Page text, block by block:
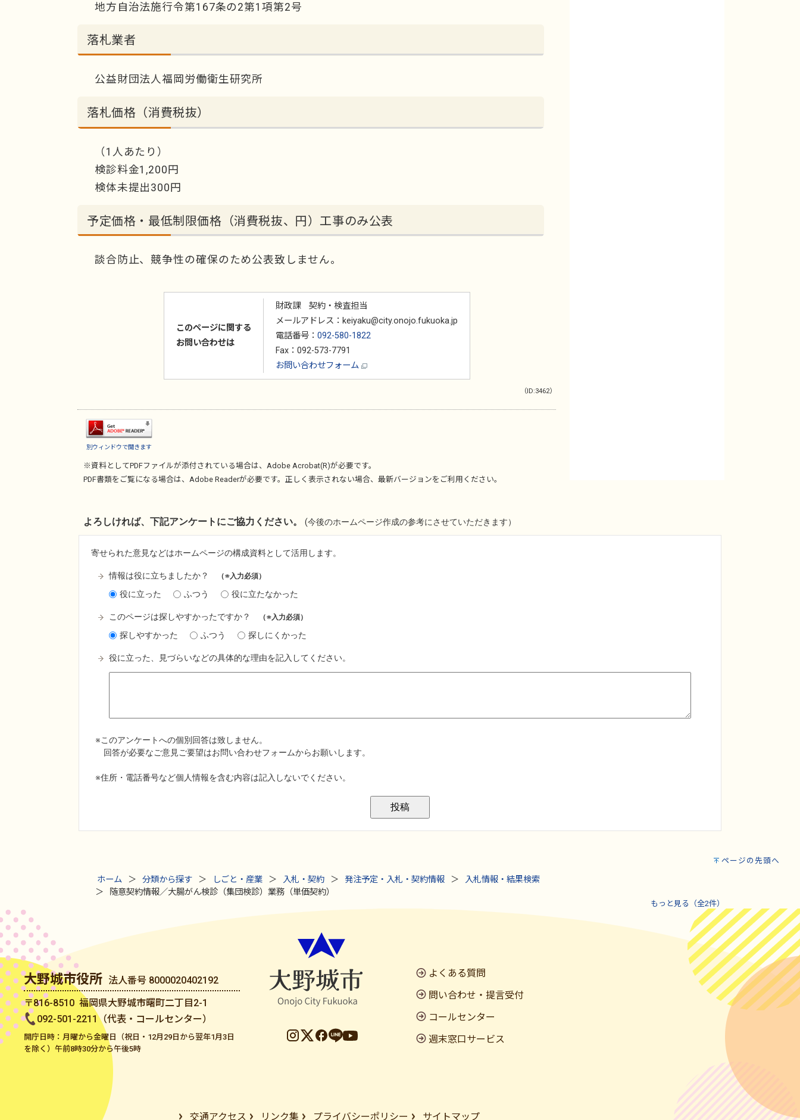
地方自治法施行令第167条の2第1項第2号
落札業者
公益財団法人福岡労働衛生研究所
落札価格（消費税抜）
（1人あたり）
検診料金1,200円
検体未提出300円
予定価格・最低制限価格（消費税抜、円）工事のみ公表
談合防止、競争性の確保のため公表致しません。
このページに関する
お問い合わせは
財政課 契約・検査担当
メールアドレス：keiyaku@city.onojo.fukuoka.jp
電話番号： 092-580-1822
Fax：092-573-7791
お問い合わせフォーム
（ID:3462）
別ウィンドウで開きます
※資料としてPDFファイルが添付されている場合は、 Adobe Acrobat(R)が必要です。
PDF書類をご覧になる場合は、 Adobe Readerが必要です。正しく表示されない場合、最新バージョンをご利用ください。
ページの先頭へ
ホーム 分類から探す しごと・産業 入札・契約 発注予定・入札・契約情報
入札情報・結果検索
随意契約情報／大腸がん検診（集団検診）業務（単価契約）
もっと見る（全2件）
大野城市役所
法人番号 8000020402192
〒816-8510 福岡県大野城市曙町二丁目2-1
092-501-2211（代表・コールセンター）
開庁日時：月曜から金曜日（祝日・12月29日から翌年1月3日
を除く）午前8時30分から午後5時
よくある質問
問い合わせ・提言受付
コールセンター
週末窓口サービス
交通アクセス リンク集 プライバシーポリシー サイトマップ